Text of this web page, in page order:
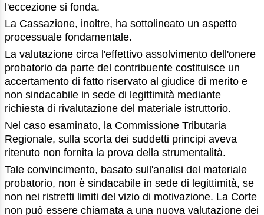
l'eccezione si fonda.
La Cassazione, inoltre, ha sottolineato un aspetto
processuale fondamentale.
La valutazione circa l'effettivo assolvimento dell'onere
probatorio da parte del contribuente costituisce un
accertamento di fatto riservato al giudice di merito e
non sindacabile in sede di legittimità mediante
richiesta di rivalutazione del materiale istruttorio.
Nel caso esaminato, la Commissione Tributaria
Regionale, sulla scorta dei suddetti principi aveva
ritenuto non fornita la prova della strumentalità.
Tale convincimento, basato sull'analisi del materiale
probatorio, non è sindacabile in sede di legittimità, se
non nei ristretti limiti del vizio di motivazione. La Corte
non può essere chiamata a una nuova valutazione dei